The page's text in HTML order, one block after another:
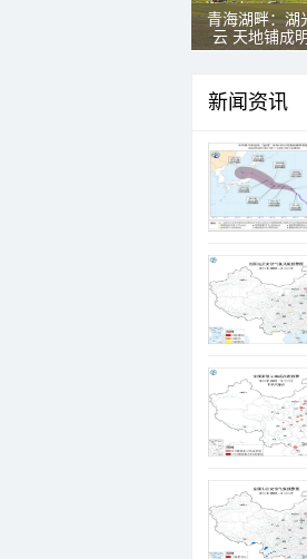
青海湖畔：湖
云 天地铺成
新闻资讯